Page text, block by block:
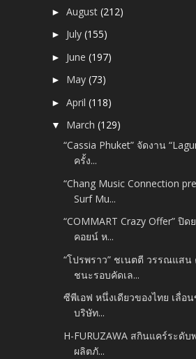
►August(212)
► July(155)
► June(197)
► May(73)
►April(118)
▼ March(129)
“Cassia Phuket” จัดงาน
ครั้ง...
“Chang Music Connection
Surf Mu...
“COMMART Crazy Offer” ปิ
คอยน์ ห...
“โปรพราว” ชเนตตี วรรณแสน
ชนะรอบคัดเล...
ซีพีเอฟ หนึ่งเดียวของไทย เลื่อ
บริษัท...
H-FURUZAWA สกินแคร์ระดับ
ผลิตภั...